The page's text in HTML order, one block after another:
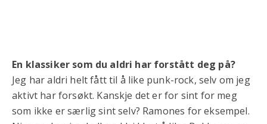
En klassiker som du aldri har forstått deg på?
Jeg har aldri helt fått til å like punk-rock, selv om jeg
aktivt har forsøkt. Kanskje det er for sint for meg
som ikke er særlig sint selv? Ramones for eksempel.